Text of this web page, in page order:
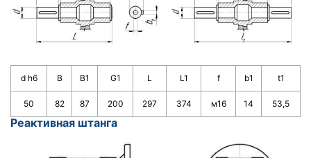
d h6 B B1 G1 L L1 f b1 t1
50 82 87 200 297 374 м16 14 53,5
Реактивная штанга